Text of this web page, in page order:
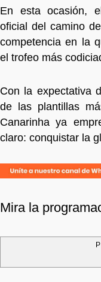
En esta ocasión,
oficial del camino
competencia en la
el trofeo más
Con la expectativa
de las plantillas
Canarinha ya
claro: conquistar la
Mira la